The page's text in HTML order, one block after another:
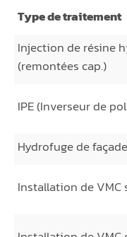
Type de traitement
Injection de résine
(remontées cap.)
IPE (Inverseur de
Hydrofuge de façade
Installation de VMC